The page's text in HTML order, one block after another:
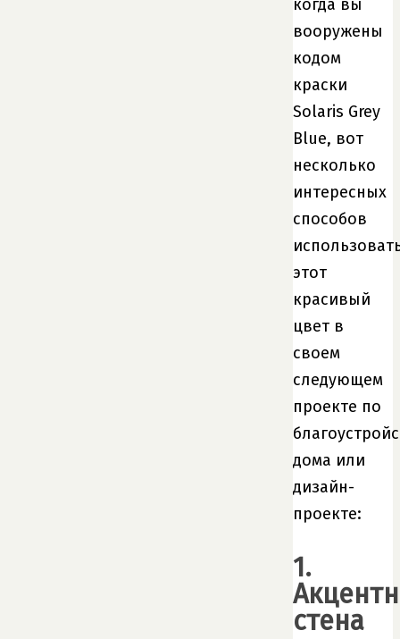
когда вы
вооружены
кодом
краски
Solaris Grey
Blue, вот
несколько
интересных
способов
этот
красивый
цвет в
своем
следующем
проекте по
дома или
дизайн-
проекте:
1.
стена